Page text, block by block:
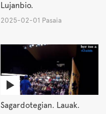
Lujanbio.
2025-02-01 Pasaia
Sagardotegian. Lauak.